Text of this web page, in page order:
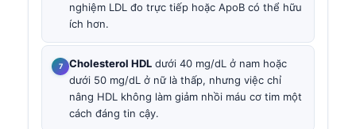
nghiệm LDL đo trực tiếp hoặc ApoB có thể hữu
ích hơn.
Cholesterol HDL dưới 40 mg/dL ở nam hoặc
dưới 50 mg/dL ở nữ là thấp, nhưng việc chỉ
nâng HDL không làm giảm nhồi máu cơ tim một
cách đáng tin cậy.